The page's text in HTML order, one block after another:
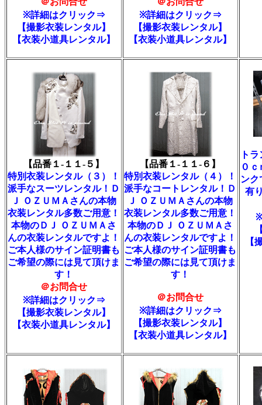
※詳細はクリック⇒
【撮影衣装レンタル】
【衣装小道具レンタル】
※詳細はクリック⇒
【撮影衣装レンタル】
【衣装小道具レンタル】
【品番１-１１-５】
特別衣装レンタル（３）！
派手なスーツレンタル！Ｄ
Ｊ ＯＺＵＭＡさんの本物
衣装レンタル多数ご用意！
本物のＤＪ ＯＺＵＭＡさ
んの衣装レンタルですよ！
ご本人様のサイン証明書も
ご希望の際には見て頂けま
す！
＠お問合せ
※詳細はクリック⇒
【撮影衣装レンタル】
【衣装小道具レンタル】
【品番１-１１-６】
特別衣装レンタル（４）！
派手なコートレンタル！Ｄ
Ｊ ＯＺＵＭＡさんの本物
衣装レンタル多数ご用意！
本物のＤＪ ＯＺＵＭＡさ
んの衣装レンタルですよ！
ご本人様のサイン証明書も
ご希望の際には見て頂けま
す！
＠お問合せ
※詳細はクリック⇒
【撮影衣装レンタル】
【衣装小道具レンタル】
ト
０
ンク
有
【